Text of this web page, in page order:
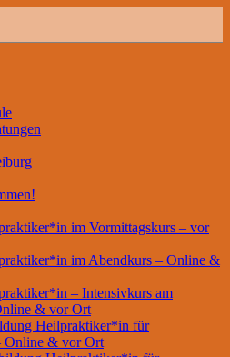
im Vormittagskurs – vor
im Abendkurs – Online &
– Intensivkurs am
& vor Ort
Heilpraktiker*in für
Online & vor Ort